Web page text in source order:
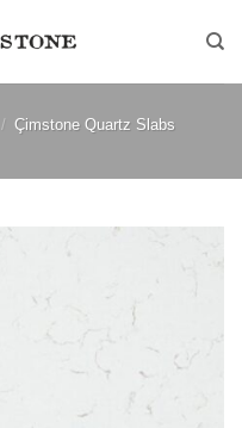
/ Çimstone Quartz Slabs